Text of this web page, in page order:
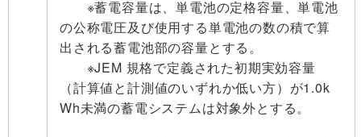
※蓄電容量は、単電池の定格容量、単電池
の公称電圧及び使用する単電池の数の積で算
出される蓄電池部の容量とする。
※JEM 規格で定義された初期実効容量
（計算値と計測値のいずれか低い方）が1.0k
Wh未満の蓄電システムは対象外とする。